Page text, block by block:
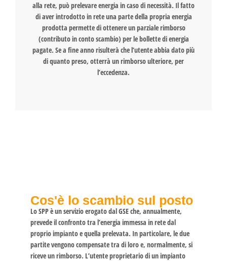
alla rete, può prelevare energia in caso di necessità. Il fatto
di aver introdotto in rete una parte della propria energia
prodotta permette di ottenere un parziale rimborso
(contributo in conto scambio) per le bollette di energia
pagate. Se a fine anno risulterà che l’utente abbia dato più
di quanto preso, otterrà un rimborso ulteriore, per
l’eccedenza.
Cos'è lo scambio sul posto
Lo SPP è un servizio erogato dal GSE che, annualmente,
prevede il confronto tra l’energia immessa in rete dal
proprio impianto e quella prelevata. In particolare, le due
partite vengono compensate tra di loro e, normalmente, si
riceve un rimborso. L’utente proprietario di un impianto